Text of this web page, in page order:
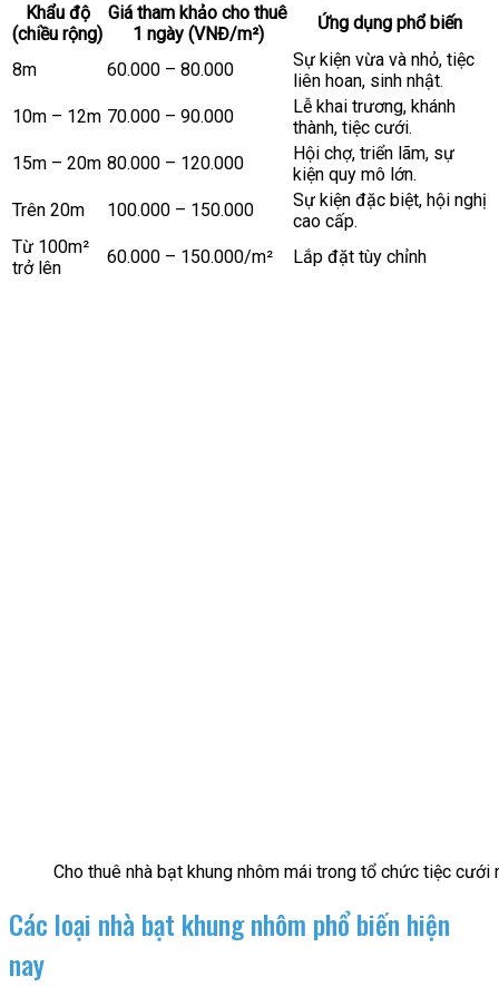
Khẩu độ
(chiều rộng)
Giá tham khảo cho thuê
1 ngày (VNĐ/m²)
Ứng dụng phổ biến
8m 60.000 – 80.000
Sự kiện vừa và nhỏ, tiệc
liên hoan, sinh nhật.
10m – 12m 70.000 – 90.000
Lễ khai trương, khánh
thành, tiệc cưới.
15m – 20m 80.000 – 120.000
Hội chợ, triển lãm, sự
kiện quy mô lớn.
Trên 20m
100.000 – 150.000
Sự kiện đặc biệt, hội nghị
cao cấp.
Từ 100m²
trở lên
60.000 – 150.000/m² Lắp đặt tùy chỉnh
Cho thuê nhà bạt khung nhôm mái trong tổ chức tiệc
Các loại nhà bạt khung nhôm phổ biến hiện
nay